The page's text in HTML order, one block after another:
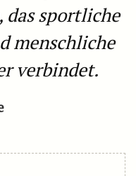
das sportliche
menschliche
verbindet.